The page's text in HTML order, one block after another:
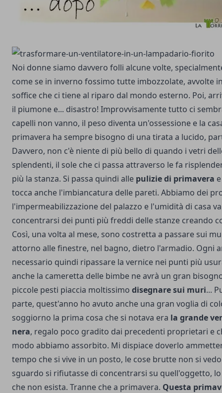
Noi donne siamo davvero folli alcune volte,
come se in inverno fossimo tutte imbozzolate, avvolte
soffice che ci tiene al riparo dal mondo esterno. Poi,
il piumone e... disastro! Improvvisamente tutto ci
capelli non vanno, il peso diventa un'ossessione e la
primavera ha sempre bisogno di una tirata a lucido,
Davvero, non c'è niente di più bello di quando i vetri
splendenti, il sole che ci passa attraverso le fa
più la stanza. Si passa quindi alle pulizie di primavera
tocca anche l'imbiancatura delle pareti. Abbiamo dei
l'impermeabilizzazione del palazzo e l'umidità di casa
concentrarsi dei punti più freddi delle stanze creando
Così, una volta al mese, sono costretta a passare sui
attorno alle finestre, nel bagno, dietro l'armadio. Ogni
necessario quindi ripassare la vernice nei punti più
anche la cameretta delle bimbe ne avrà un gran
piccole pesti piaccia moltissimo disegnare sui muri...
parte, quest'anno ho avuto anche una gran voglia di
soggiorno la prima cosa che si notava era la grande
nera, regalo poco gradito dai precedenti proprietari e
modo abbiamo assorbito. Mi dispiace doverlo
tempo che si vive in un posto, le cose brutte non si
sguardo si rifiutasse di concentrarsi su quell'oggetto,
che non esista. Tranne che a primavera. Questa